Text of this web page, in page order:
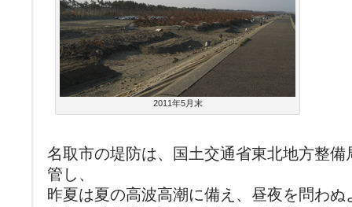
2011年5月末
名取市の堤防は、国土交通省東北地方整
管し、
昨夏は夏の高波高潮に備え、昼夜を問わ